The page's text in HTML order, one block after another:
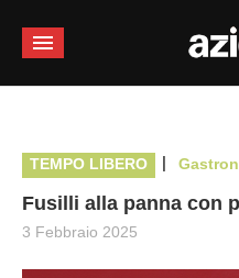
TEMPO LIBERO |
Fusilli alla panna con
3 Febbraio 2025